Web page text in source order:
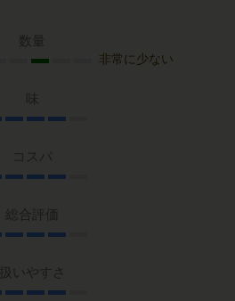
数量
非常に少ない
味
コスパ
総合評価
扱いやすさ